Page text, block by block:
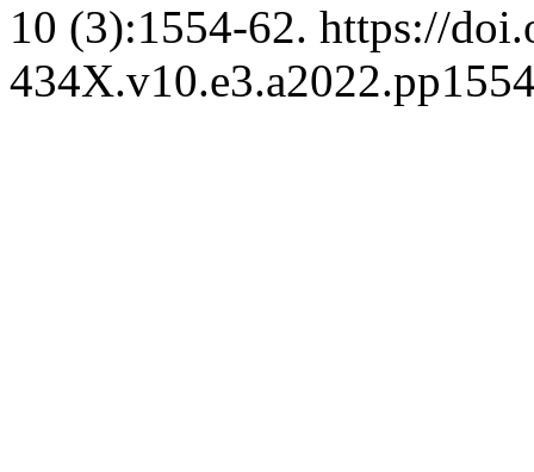
10 (3):1554-62. https://